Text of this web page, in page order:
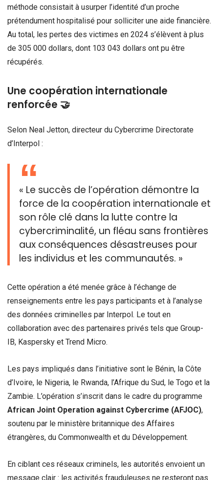
méthode consistait à usurper l’identité d’un proche
prétendument hospitalisé pour solliciter une aide financière.
Au total, les pertes des victimes en 2024 s’élèvent à plus
de 305 000 dollars, dont 103 043 dollars ont pu être
récupérés.
Une coopération internationale
renforcée 🤝
Selon Neal Jetton, directeur du Cybercrime Directorate
d’Interpol :
« Le succès de l’opération démontre la
force de la coopération internationale et
son rôle clé dans la lutte contre la
cybercriminalité, un fléau sans frontières
aux conséquences désastreuses pour
les individus et les communautés. »
Cette opération a été menée grâce à l’échange de
renseignements entre les pays participants et à l’analyse
des données criminelles par Interpol. Le tout en
collaboration avec des partenaires privés tels que Group-
IB, Kaspersky et Trend Micro.
Les pays impliqués dans l’initiative sont le Bénin, la Côte
d’Ivoire, le Nigeria, le Rwanda, l’Afrique du Sud, le Togo et la
Zambie. L’opération s’inscrit dans le cadre du programme
African Joint Operation against Cybercrime (AFJOC),
soutenu par le ministère britannique des Affaires
étrangères, du Commonwealth et du Développement.
En ciblant ces réseaux criminels, les autorités envoient un
message clair : les activités frauduleuses ne resteront pas